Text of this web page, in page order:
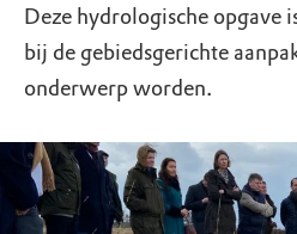
Deze hydrologische opgave
bij de gebiedsgerichte
onderwerp worden.